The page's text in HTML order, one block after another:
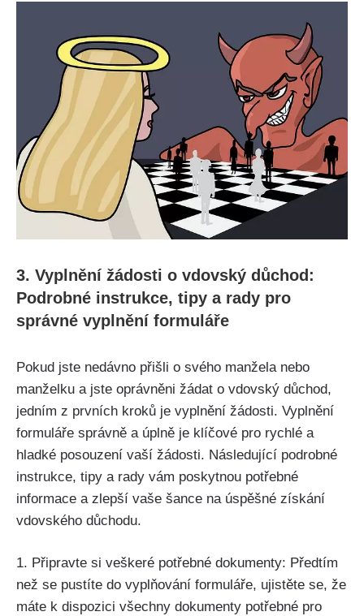
3. Vyplnění žádosti o vdovský důchod:
Podrobné instrukce, tipy a rady pro
správné vyplnění formuláře
Pokud jste nedávno přišli o svého manžela nebo
manželku a jste oprávněni žádat o vdovský důchod,
jedním z prvních kroků je vyplnění žádosti. Vyplnění
formuláře správně a úplně je klíčové pro rychlé a
hladké posouzení vaší žádosti. Následující podrobné
instrukce, tipy a rady vám poskytnou potřebné
informace a zlepší vaše šance na úspěšné získání
vdovského důchodu.
1. Připravte si veškeré potřebné dokumenty: Předtím
než se pustíte do vyplňování formuláře, ujistěte se, že
máte k dispozici všechny dokumenty potřebné pro